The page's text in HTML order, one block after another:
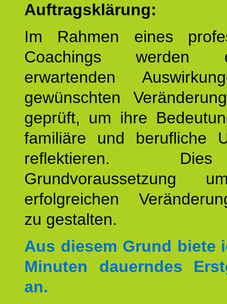
Auftragsklärung:
Im Rahmen eines
Coachings
erwartenden
gewünschten
geprüft, um ihre
familiäre und berufliche
reflektieren.
Grundvoraussetzung
erfolgreichen
zu gestalten.
Aus diesem Grund biete
Minuten dauerndes
an.